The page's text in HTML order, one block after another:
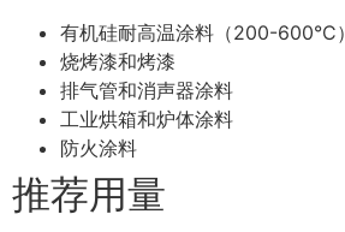
有机硅耐高温涂料（200-600°C）
烧烤漆和烤漆
排气管和消声器涂料
工业烘箱和炉体涂料
防火涂料
推荐用量